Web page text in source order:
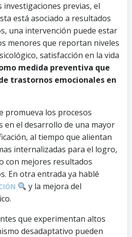
investigaciones previas, el
está asociado a resultados
una intervención puede estar
menores que reportan niveles
satisfacción en la vida
medida preventiva que
trastornos emocionales en
promueva los procesos
en el desarrollo de una mayor
al tiempo que alientan
internalizadas para el logro,
con mejores resultados
En otra entrada ya hablé
y la mejora del
que experimentan altos
desadaptativo pueden